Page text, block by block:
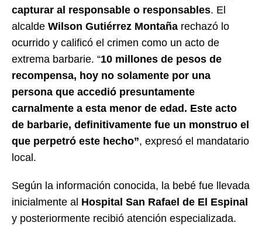
capturar al responsable o responsables. El
alcalde Wilson Gutiérrez Montaña rechazó lo
ocurrido y calificó el crimen como un acto de
extrema barbarie. “10 millones de pesos de
recompensa, hoy no solamente por una
persona que accedió presuntamente
carnalmente a esta menor de edad. Este acto
de barbarie, definitivamente fue un monstruo el
que perpetró este hecho”, expresó el mandatario
local.
Según la información conocida, la bebé fue llevada
inicialmente al Hospital San Rafael de El Espinal
y posteriormente recibió atención especializada.